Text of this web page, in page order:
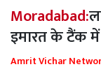
Moradabad:
इमारत के टैंक में
Amrit Vichar